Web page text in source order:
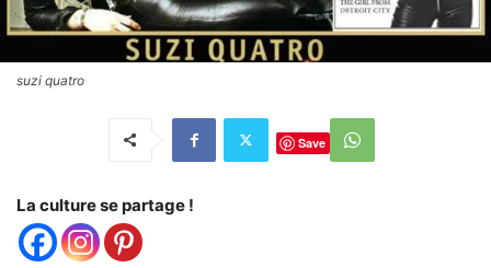
suzi quatro
Save
La culture se partage !